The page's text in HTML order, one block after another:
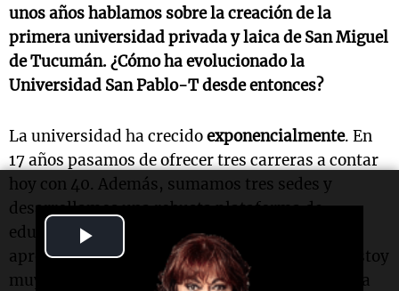
Video
unos años hablamos sobre la creación de la
primera universidad privada y laica de San Miguel
de Tucumán. ¿Cómo ha evolucionado la
Universidad San Pablo-T desde entonces?
La universidad ha crecidoexponencialmente. En
17 años pasamos de ofrecer tres carreras a contar
hoy con 40. Además, sumamos tres sedes y
desarrollamos una robusta plataforma de
educación a distancia que requirió nuevas
aprobaciones del
Ministerioy de la
. Estoy
muy satisfecha porque logramos consolidar una